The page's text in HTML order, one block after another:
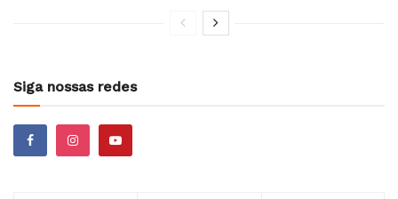
Siga nossas redes